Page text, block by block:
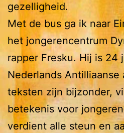
gezelligheid.
Met de bus ga ik naar
het jongerencentrum
rapper Fresku. Hij is 24
Nederlands Antilliaanse
teksten zijn bijzonder,
betekenis voor
verdient alle steun en